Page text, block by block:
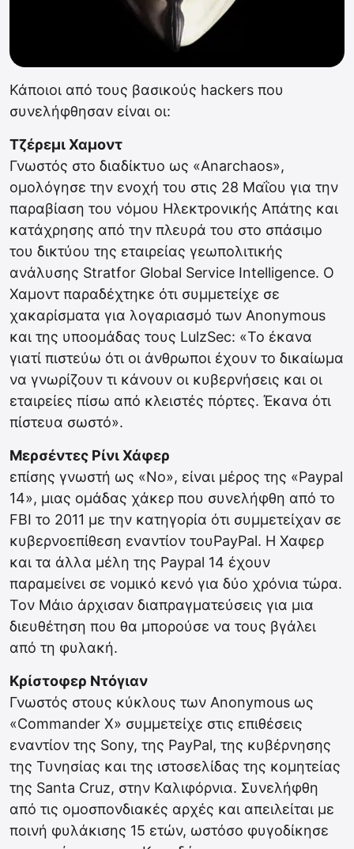
Κάποιοι από τους βασικούς hackers που
συνελήφθησαν είναι οι:
Τζέρεμι Χαμοντ
Γνωστός στο διαδίκτυο ως «Anarchaos»,
ομολόγησε την ενοχή του στις 28 Μαΐου για την
παραβίαση του νόμου Ηλεκτρονικής Απάτης και
κατάχρησης από την πλευρά του στο σπάσιμο
του δικτύου της εταιρείας γεωπολιτικής
ανάλυσης Stratfor Global Service Intelligence. Ο
Χαμοντ παραδέχτηκε ότι συμμετείχε σε
χακαρίσματα για λογαριασμό των Anonymous
και της υποομάδας τους LulzSec: «Το έκανα
γιατί πιστεύω ότι οι άνθρωποι έχουν το δικαίωμα
να γνωρίζουν τι κάνουν οι κυβερνήσεις και οι
εταιρείες πίσω από κλειστές πόρτες. Έκανα ότι
πίστευα σωστό».
Μερσέντες Ρίνι Χάφερ
επίσης γνωστή ως «Νο», είναι μέρος της «Paypal
14», μιας ομάδας χάκερ που συνελήφθη από το
FBI το 2011 με την κατηγορία ότι συμμετείχαν σε
κυβερνοεπίθεση εναντίον τουPayPal. Η Χαφερ
και τα άλλα μέλη της Paypal 14 έχουν
παραμείνει σε νομικό κενό για δύο χρόνια τώρα.
Τον Μάιο άρχισαν διαπραγματεύσεις για μια
διευθέτηση που θα μπορούσε να τους βγάλει
από τη φυλακή.
Κρίστοφερ Ντόγιαν
Γνωστός στους κύκλους των Anonymοus ως
«Commander X» συμμετείχε στις επιθέσεις
εναντίον της Sony, της PayPal, της κυβέρνησης
της Τυνησίας και της ιστοσελίδας της κομητείας
της Santa Cruz, στην Καλιφόρνια. Συνελήφθη
από τις ομοσπονδιακές αρχές και απειλείται με
ποινή φυλάκισης 15 ετών, ωστόσο φυγοδίκησε